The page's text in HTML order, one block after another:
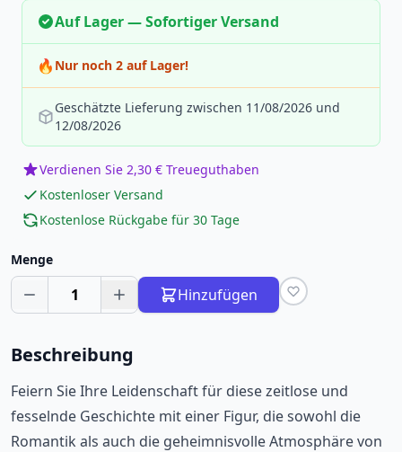
Auf Lager — Sofortiger Versand
🔥 Nur noch 2 auf Lager!
Geschätzte Lieferung zwischen 11/08/2026 und
12/08/2026
Verdienen Sie 2,30 € Treueguthaben
Kostenloser Versand
Kostenlose Rückgabe für 30 Tage
Menge
1 Hinzufügen
Beschreibung
Feiern Sie Ihre Leidenschaft für diese zeitlose und
fesselnde Geschichte mit einer Figur, die sowohl die
Romantik als auch die geheimnisvolle Atmosphäre von